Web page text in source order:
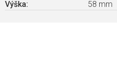
Výška: 58 mm